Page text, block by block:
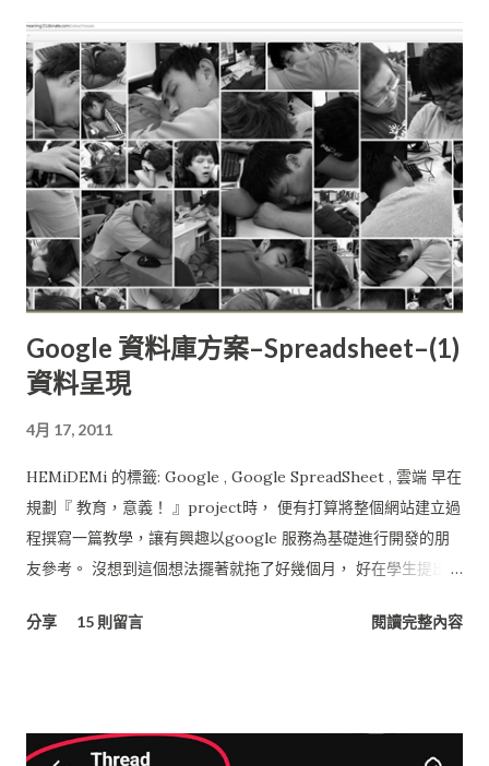
的延宕更是麻煩。這些還不包含
Google 資料庫方案–Spreadsheet–(1)
資料呈現
4月 17, 2011
HEMiDEMi 的標籤: Google , Google SpreadSheet , 雲端 早在
規劃『 教育，意義！ 』project時， 便有打算將整個網站建立過
程撰寫一篇教學，讓有興趣以google 服務為基礎進行開發的朋
友參考。 沒想到這個想法擺著就拖了好幾個月， 好在學生提出了
架構完全建立在Google提供的服務， 廣義來說也是個雲端的系
主機維運的問題， 只要專心做我的創意、嘗鮮就好了！！ 多
分享 15 則留言 閱讀完整內容